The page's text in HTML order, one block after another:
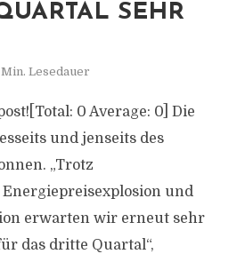
SEHR
Lesedauer
0 Average: 0] Die
und jenseits des
„Trotz
und
erwarten wir erneut sehr
das dritte Quartal“,